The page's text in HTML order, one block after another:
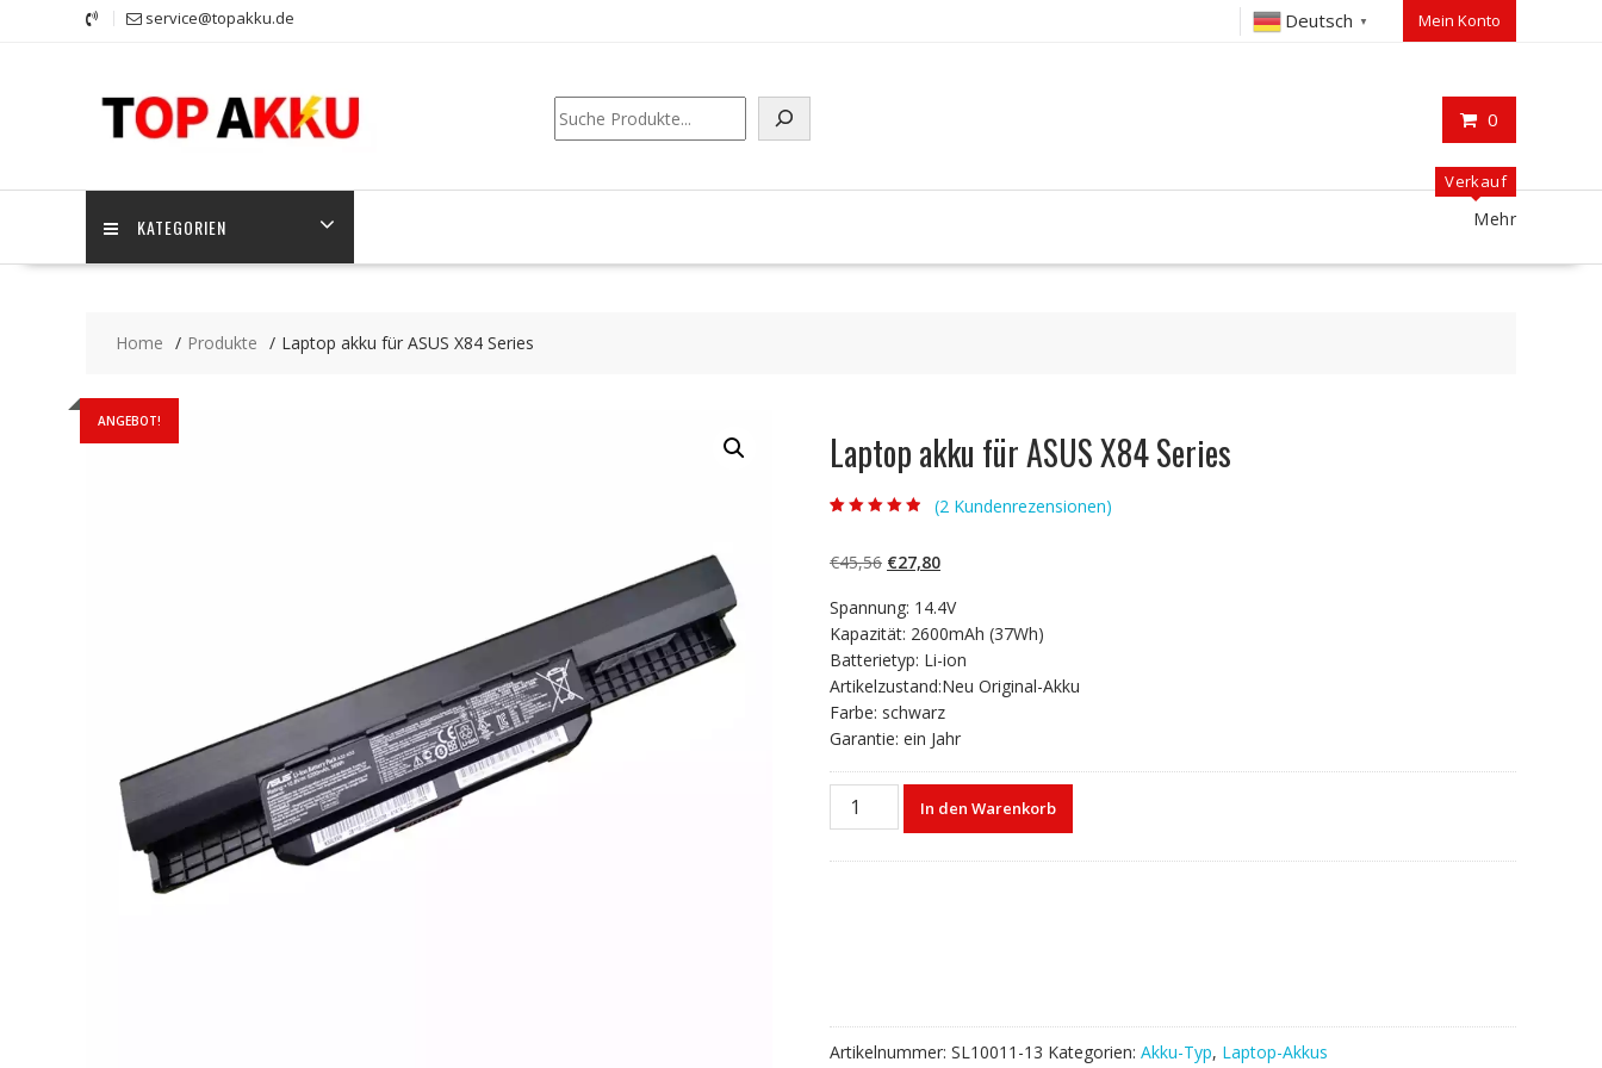
service@topakku.de Deutsch ▼ Mein Konto
0
Suchen
KATEGORIEN
Verkauf
Mehr
Home Produkte Laptop akku für ASUS X84 Series
ANGEBOT!
Laptop akku für ASUS X84 Series
basierend auf
Kundenbewert
(2 Kundenrezensionen)
€45,56 Ursprünglicher
war:
€45,56
€27,80Aktueller
ist:
€27,80.
Spannung: 14.4V
Kapazität: 2600mAh (37Wh)
Batterietyp: Li-ion
Artikelzustand:Neu Original-Akku
Farbe: schwarz
Garantie: ein Jahr
Laptop
akku
In den Warenkorb
Artikelnummer: SL10011-13 Kategorien: Akku-Typ, Laptop-Akkus